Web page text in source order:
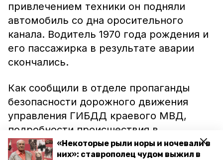
«Некоторые рыли норы и ночевали в
них»: ставрополец чудом выжил в
привлечением техники он подняли
автомобиль со дна оросительного
канала. Водитель 1970 года рождения и
его пассажирка в результате аварии
скончались.
Как сообщили в отделе пропаганды
безопасности дорожного движения
управления ГИБДД краевого МВД,
подробности происшествия в
настоящее время уточняются.